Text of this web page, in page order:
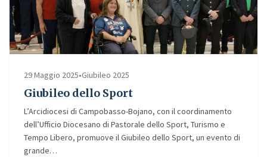
29 Maggio 2025•Giubileo 2025
Giubileo dello Sport
L’Arcidiocesi di Campobasso-Bojano, con il coordinamento
dell’Ufficio Diocesano di Pastorale dello Sport, Turismo e
Tempo Libero, promuove il Giubileo dello Sport, un evento di
grande…